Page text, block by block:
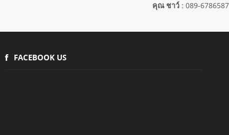
คุณ ชาว์ : 089-6786587
FACEBOOK US